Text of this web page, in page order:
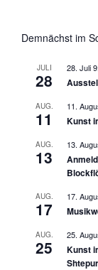
Demnächst im
JULI
28
28. Juli
AUG.
11
11.
Kunst
AUG.
13
13.
AUG.
17
17.
AUG.
25
25.
Kunst